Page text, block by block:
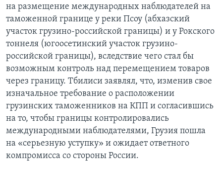
на размещение международных наблюдателей на
таможенной границе у реки Псоу (абхазский
участок грузино-российской границы) и у Рокского
тоннеля (югоосетинский участок грузино-
российской границы), вследствие чего стал бы
возможным контроль над перемещением товаров
через границу. Тбилиси заявлял, что, изменив свое
изначальное требование о расположении
грузинских таможенников на КПП и согласившись
на то, чтобы границы контролировались
международными наблюдателями, Грузия пошла
на «серьезную уступку» и ожидает ответного
компромисса со стороны России.